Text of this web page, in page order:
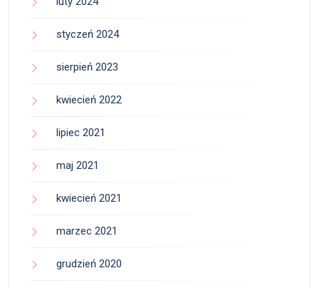
styczeń 2024
sierpień 2023
kwiecień 2022
lipiec 2021
maj 2021
kwiecień 2021
marzec 2021
grudzień 2020